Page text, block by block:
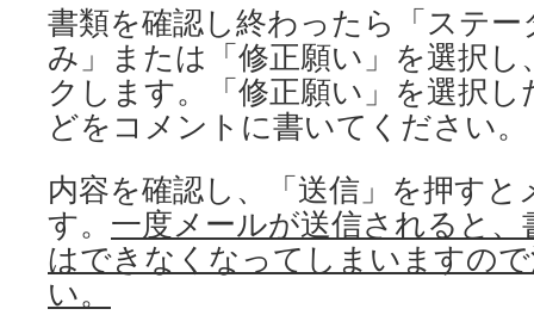
書類を確認し終わったら「ステ
み」または「修正願い」を選択
クします。「修正願い」を選択
どをコメントに書いてください。
内容を確認し、「送信」を押す
す。 一度メールが送信されると
はできなくなってしまいますの
い。